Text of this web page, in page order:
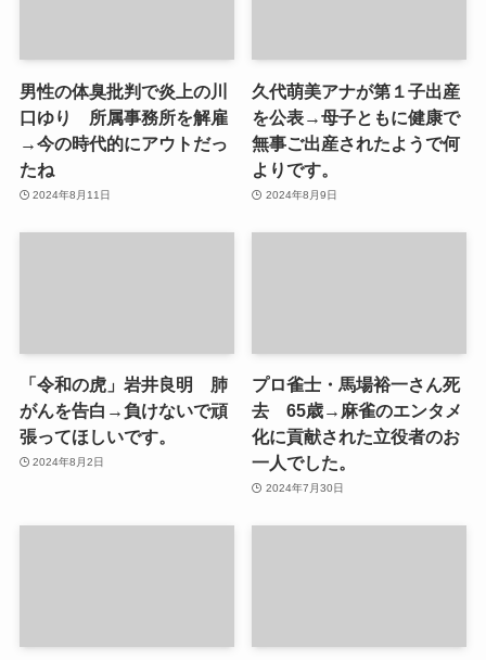
男性の体臭批判で炎上の川
口ゆり 所属事務所を解雇
→今の時代的にアウトだっ
たね
2024年8月11日
久代萌美アナが第１子出産
を公表→母子ともに健康で
無事ご出産されたようで何
よりです。
2024年8月9日
「令和の虎」岩井良明 肺
がんを告白→負けないで頑
張ってほしいです。
2024年8月2日
プロ雀士・馬場裕一さん死
去 65歳→麻雀のエンタメ
化に貢献された立役者のお
一人でした。
2024年7月30日